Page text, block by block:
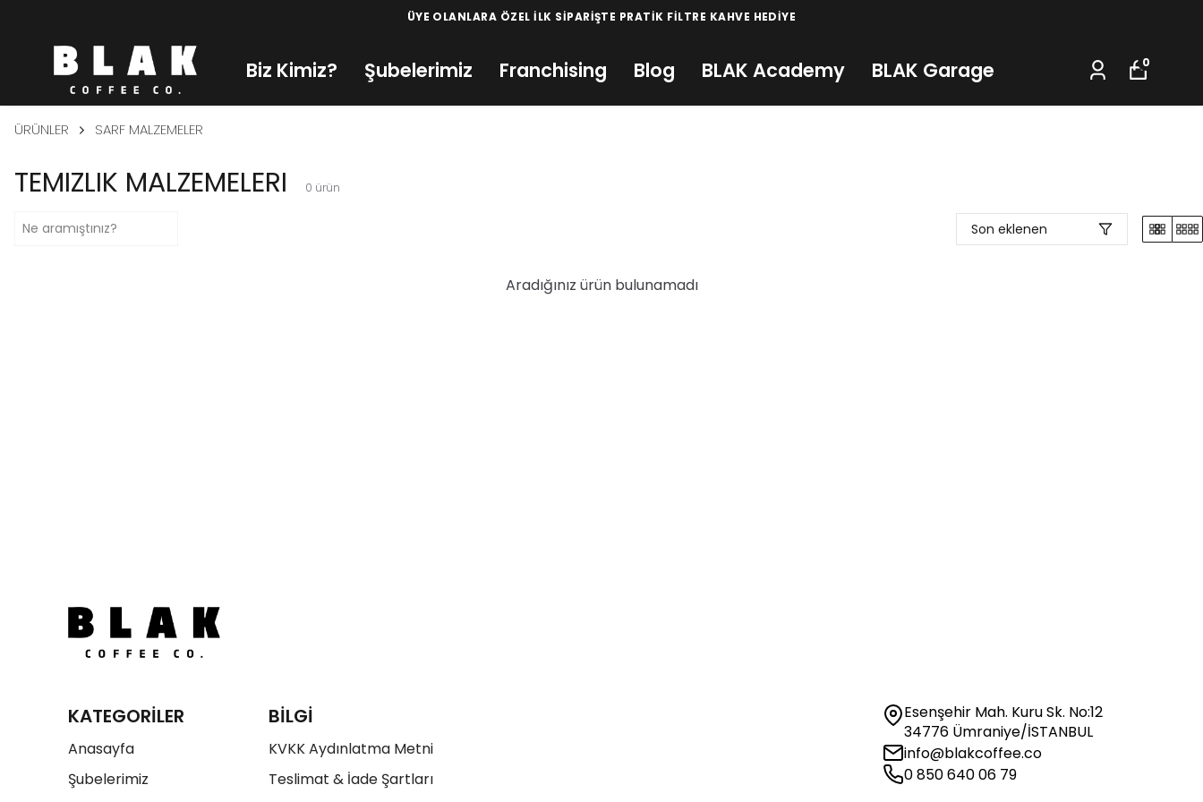
ÜYE OLANLARA ÖZEL İLK SİPARİŞTE PRATİK FİLTRE KAHVE HEDİYE
Biz Kimiz? Şubelerimiz Franchising Blog BLAK Academy BLAK Garage 0
ÜRÜNLER SARF MALZEMELER
TEMIZLIK MALZEMELERI 0 ürün
Son eklenen
Aradığınız ürün bulunamadı
KATEGORİLER
Anasayfa
Şubelerimiz
BİLGİ
KVKK Aydınlatma Metni
Teslimat & İade Şartları
Esenşehir Mah. Kuru Sk. No:12
34776 Ümraniye/İSTANBUL
info@blakcoffee.co
0 850 640 06 79